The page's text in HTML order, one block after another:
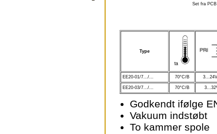
Set fra PCB
Type
EE20-01/7.../... 70°C/B
EE20-03/7.../... 70°C/B
Godkendt ifølge
Vakuum indstøbt
To kammer spole